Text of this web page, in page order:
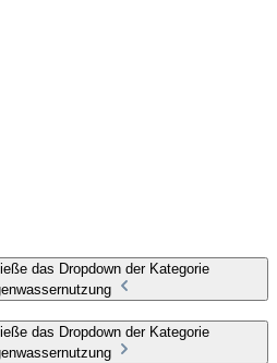
das Dropdown der Kategorie
das Dropdown der Kategorie